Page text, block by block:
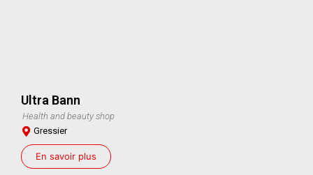
Ultra Bann
Health and beauty shop
Gressier
En savoir plus